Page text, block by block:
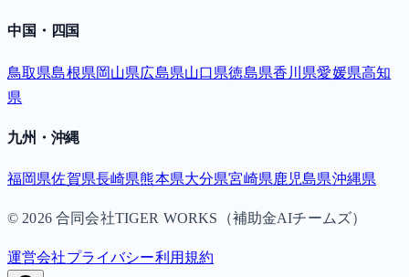
中国・四国
鳥取県島根県岡山県広島県山口県徳島県香川県愛媛県高知
県
九州・沖縄
福岡県佐賀県長崎県熊本県大分県宮崎県鹿児島県沖縄県
© 2026合同会社TIGER WORKS（補助金AIチームズ）
運営会社プライバシー利用規約